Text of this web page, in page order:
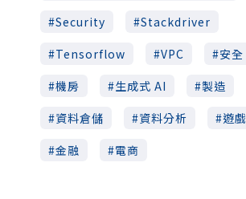
Security
Stackdriver
Tensorflow
VPC
安全
機房
生成式 AI
製造
資料倉儲
資料分析
遊戲
金融
電商